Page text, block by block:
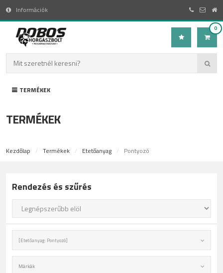
Információk
0
TERMÉKEK
TERMÉKEK
Kezdőlap Termékek Etetőanyag Pontyozó
Rendezés és szűrés
[Etetőanyag: Pontyozó]
Márkák